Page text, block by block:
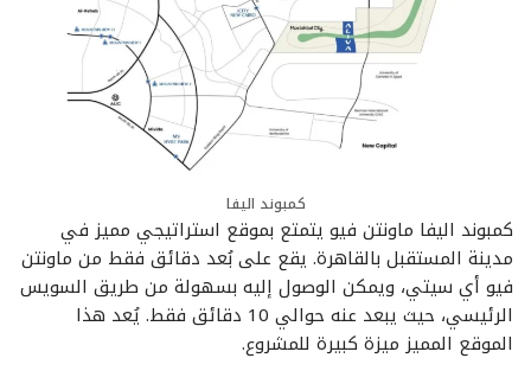
كمبوند اليفا
كمبوند اليفا ماونتن فيو يتمتع بموقع استراتيجي مميز في
مدينة المستقبل بالقاهرة. يقع على بُعد دقائق فقط من ماونتن
فيو أي سيتي، ويمكن الوصول إليه بسهولة من طريق السويس
الرئيسي، حيث يبعد عنه حوالي 10 دقائق فقط. يُعد هذا
الموقع المميز ميزة كبيرة للمشروع.